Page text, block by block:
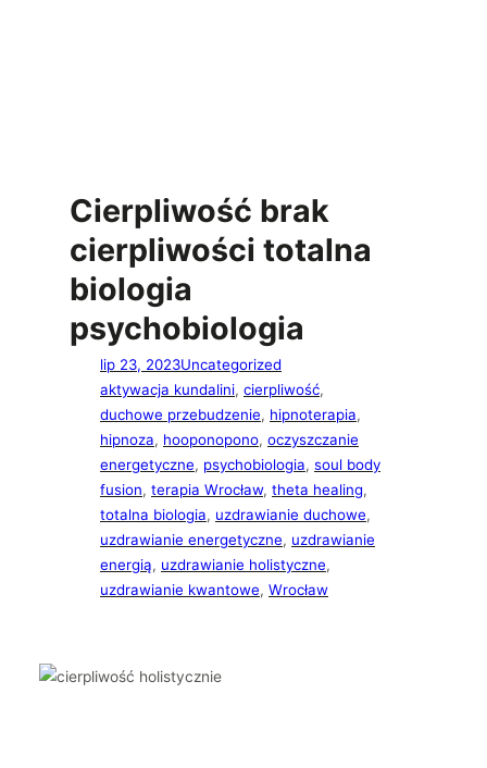
Cierpliwość brak
cierpliwości totalna
biologia
psychobiologia
lip 23, 2023Uncategorized
aktywacja kundalini, cierpliwość
duchowe przebudzenie, hipnoterapia
hipnoza, hooponopono, oczyszczanie
energetyczne, psychobiologia, soul body
fusion, terapia Wrocław, theta healing
totalna biologia, uzdrawianie duchowe
uzdrawianie energetyczne, uzdrawianie
energią, uzdrawianie holistyczne
uzdrawianie kwantowe, Wrocław